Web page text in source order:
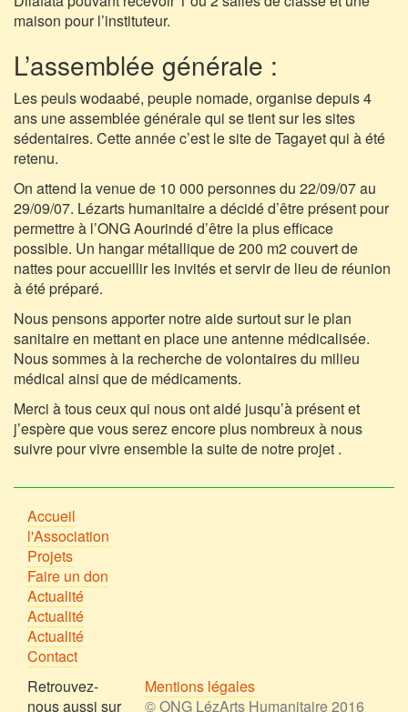
maison pour l’instituteur.
L’assemblée générale :
Les peuls wodaabé, peuple nomade, organise depuis 4
ans une assemblée générale qui se tient sur les sites
sédentaires. Cette année c’est le site de Tagayet qui à été
retenu.
On attend la venue de 10 000 personnes du 22/09/07 au
29/09/07. Lézarts humanitaire a décidé d’être présent pour
permettre à l’ONG Aourindé d’être la plus efficace
possible. Un hangar métallique de 200 m2 couvert de
nattes pour accueillir les invités et servir de lieu de réunion
à été préparé.
Nous pensons apporter notre aide surtout sur le plan
sanitaire en mettant en place une antenne médicalisée.
Nous sommes à la recherche de volontaires du milieu
médical ainsi que de médicaments.
Merci à tous ceux qui nous ont aidé jusqu’à présent et
j’espère que vous serez encore plus nombreux à nous
suivre pour vivre ensemble la suite de notre projet .
Accueil
l'Association
Projets
Faire un don
Actualité
Actualité
Actualité
Contact
Retrouvez-
nous aussi sur
Mentions légales
© ONG LézArts Humanitaire 2016